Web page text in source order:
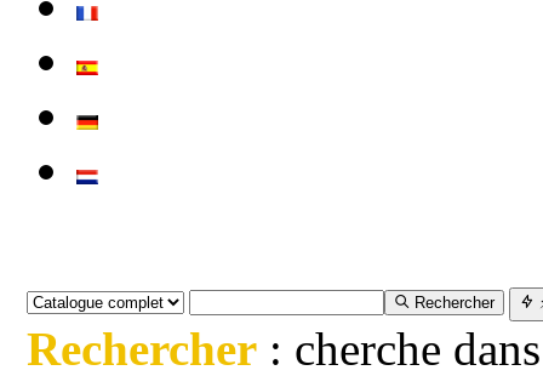
Rechercher
Rechercher : cherche